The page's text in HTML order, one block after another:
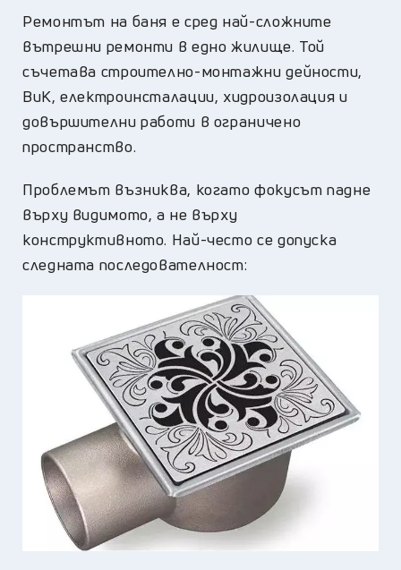
Ремонтът на баня е сред най-сложните
вътрешни ремонти в едно жилище. Той
съчетава строително-монтажни дейности,
ВиК, електроинсталации, хидроизолация и
довършителни работи в ограничено
пространство.
Проблемът възниква, когато фокусът падне
върху видимото, а не върху
конструктивното. Най-често се допуска
следната последователност: